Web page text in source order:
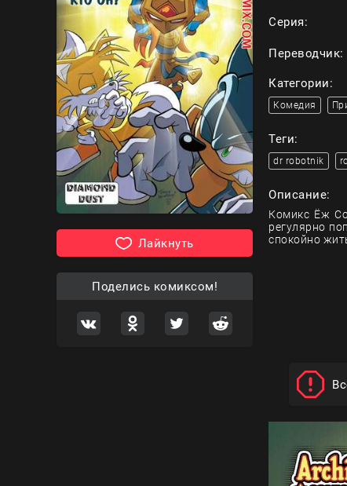
Лайкнуть
Поделись комиксом!
Серия:
Переводчик:
Категории:
Комедия
Теги:
dr robotnik
Описание:
Комикс Ёж
регулярно
спокойно